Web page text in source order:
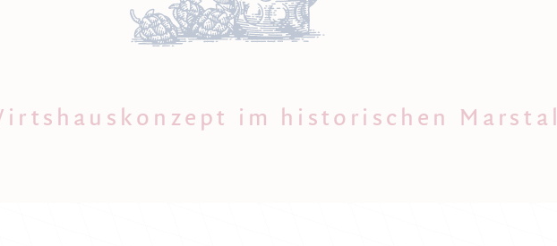
im historischen